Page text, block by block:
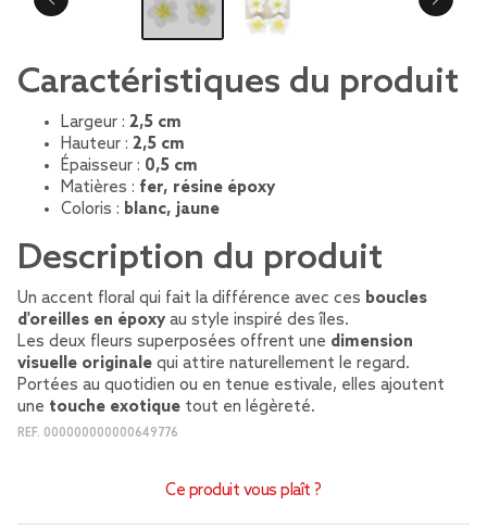
Caractéristiques du produit
Largeur : 2,5 cm
Hauteur : 2,5 cm
Épaisseur : 0,5 cm
Matières : fer, résine époxy
Coloris : blanc, jaune
Description du produit
Un accent floral qui fait la différence avec ces boucles
d'oreilles en époxy au style inspiré des îles.
Les deux fleurs superposées offrent une dimension
visuelle originale qui attire naturellement le regard.
Portées au quotidien ou en tenue estivale, elles ajoutent
une touche exotique tout en légèreté.
REF. 000000000000649776
Ce produit vous plaît ?